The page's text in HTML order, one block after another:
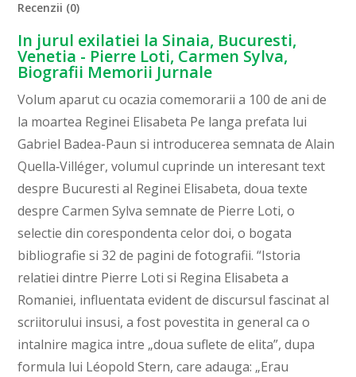
Recenzii (0)
In jurul exilatiei la Sinaia, Bucuresti,
Venetia - Pierre Loti, Carmen Sylva,
Biografii Memorii Jurnale
Volum aparut cu ocazia comemorarii a 100 de ani de
la moartea Reginei Elisabeta Pe langa prefata lui
Gabriel Badea-Paun si introducerea semnata de Alain
Quella‑Villéger, volumul cuprinde un interesant text
despre Bucuresti al Reginei Elisabeta, doua texte
despre Carmen Sylva semnate de Pierre Loti, o
selectie din corespondenta celor doi, o bogata
bibliografie si 32 de pagini de fotografii. “Istoria
relatiei dintre Pierre Loti si Regina Elisabeta a
Romaniei, influentata evident de discursul fascinat al
scriitorului insusi, a fost povestita in general ca o
intalnire magica intre „doua suflete de elita”, dupa
formula lui Léopold Stern, care adauga: „Erau